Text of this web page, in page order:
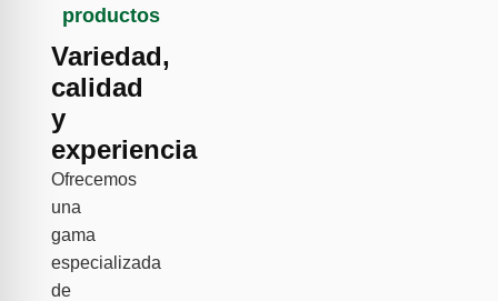
productos
Variedad,
calidad
y
experiencia
Ofrecemos
una
gama
especializada
de